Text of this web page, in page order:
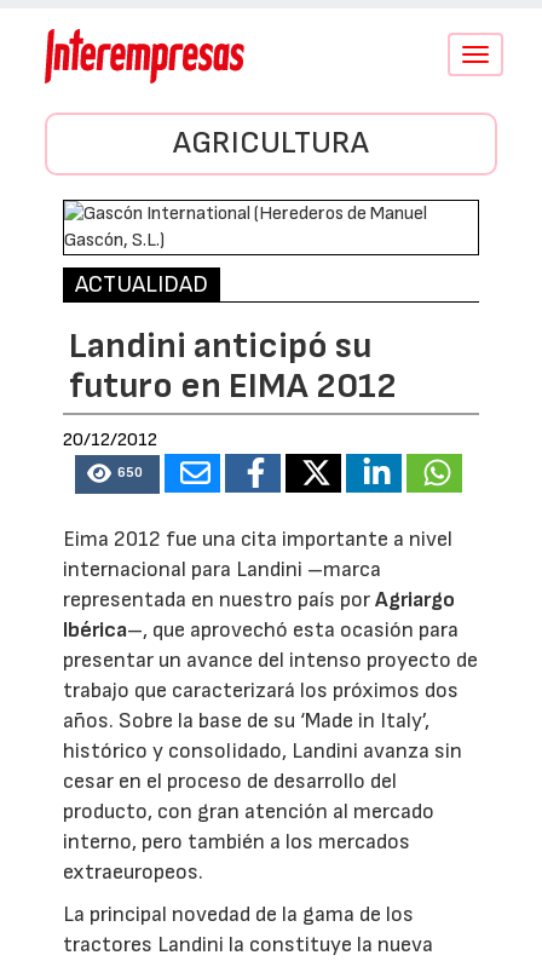
Conmutar
AGRICULTURA
ACTUALIDAD
Landini anticipó su
futuro en EIMA 2012
20/12/2012
650
Eima 2012 fue una cita importante a nivel
internacional para Landini –marca
representada en nuestro país porAgriargo
Ibérica–, que aprovechó esta ocasión para
presentar un avance del intenso proyecto de
trabajo que caracterizará los próximos dos
años. Sobre la base de su ‘Made in Italy’,
histórico y consolidado, Landini avanza sin
cesar en el proceso de desarrollo del
producto, con gran atención al mercado
interno, pero también a los mercados
extraeuropeos.
La principal novedad de la gama de los
tractores Landini la constituye la nueva